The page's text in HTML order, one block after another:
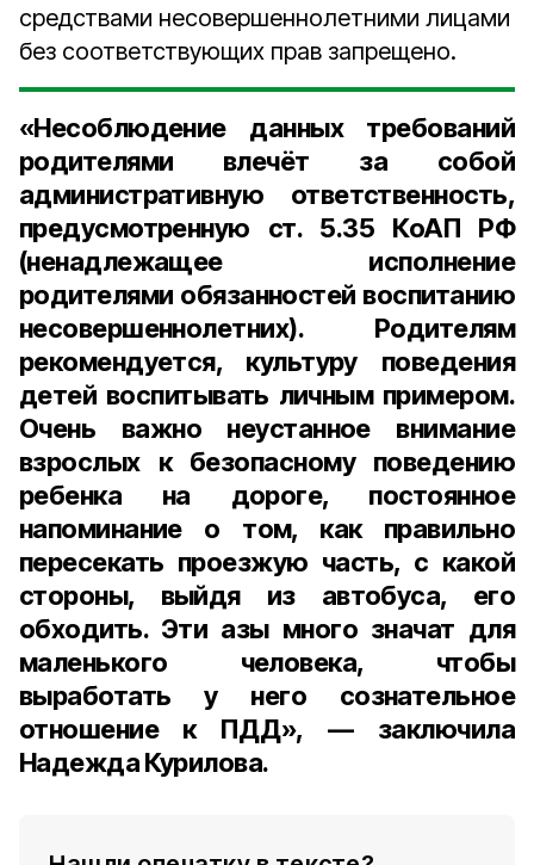
средствами несовершеннолетними лицами
без соответствующих прав запрещено.
«Несоблюдение данных требований
родителями влечёт за собой
административную ответственность,
предусмотренную ст. 5.35 КоАП РФ
(ненадлежащее исполнение
родителями обязанностей воспитанию
несовершеннолетних). Родителям
рекомендуется, культуру поведения
детей воспитывать личным примером.
Очень важно неустанное внимание
взрослых к безопасному поведению
ребенка на дороге, постоянное
напоминание о том, как правильно
пересекать проезжую часть, с какой
стороны, выйдя из автобуса, его
обходить. Эти азы много значат для
маленького человека, чтобы
выработать у него сознательное
отношение к ПДД», — заключила
Надежда Курилова.